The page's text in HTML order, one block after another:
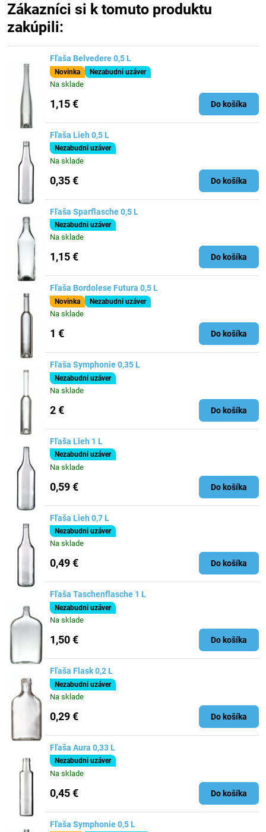
Zákazníci si k tomuto produktu
zakúpili:
Fľaša Belvedere 0,5 L
Novinka Nezabudni uzáver
Na sklade
1,15 € Do košíka
Fľaša Lieh 0,5 L
Nezabudni uzáver
Na sklade
0,35 € Do košíka
Fľaša Sparflasche 0,5 L
Nezabudni uzáver
Na sklade
1,15 € Do košíka
Fľaša Bordolese Futura 0,5 L
Novinka Nezabudni uzáver
Na sklade
1 € Do košíka
Fľaša Symphonie 0,35 L
Nezabudni uzáver
Na sklade
2 € Do košíka
Fľaša Lieh 1 L
Nezabudni uzáver
Na sklade
0,59 € Do košíka
Fľaša Lieh 0,7 L
Nezabudni uzáver
Na sklade
0,49 € Do košíka
Fľaša Taschenflasche 1 L
Nezabudni uzáver
Na sklade
1,50 € Do košíka
Fľaša Flask 0,2 L
Nezabudni uzáver
Na sklade
0,29 € Do košíka
Fľaša Aura 0,33 L
Nezabudni uzáver
Na sklade
0,45 € Do košíka
Fľaša Symphonie 0,5 L